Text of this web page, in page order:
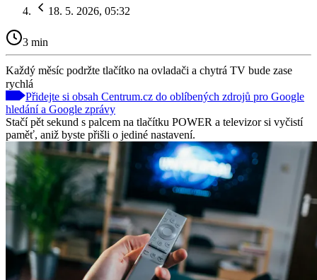
18. 5. 2026, 05:32
3 min
Každý měsíc podržte tlačítko na ovladači a chytrá TV bude zase
rychlá
Přidejte si obsah Centrum.cz do oblíbených zdrojů pro Google
hledání a Google zprávy
Stačí pět sekund s palcem na tlačítku POWER a televizor si vyčistí
paměť, aniž byste přišli o jediné nastavení.